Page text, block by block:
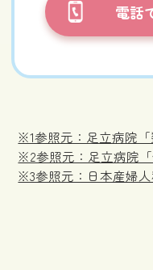
電話
※1参照元：足立病院
※2参照元：足立病院
※3参照元：日本産婦